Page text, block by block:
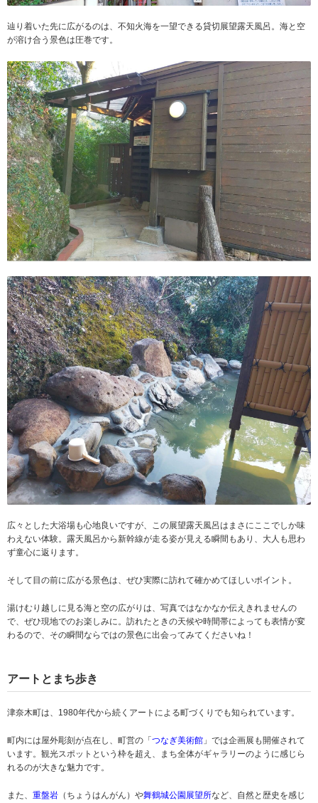
辿り着いた先に広がるのは、不知火海を一望できる貸切展望露天風呂。海と空
が溶け合う景色は圧巻です。
広々とした大浴場も心地良いですが、この展望露天風呂はまさにここでしか味
わえない体験。露天風呂から新幹線が走る姿が見える瞬間もあり、大人も思わ
ず童心に返ります。
そして目の前に広がる景色は、ぜひ実際に訪れて確かめてほしいポイント。
湯けむり越しに見る海と空の広がりは、写真ではなかなか伝えきれませんの
で、ぜひ現地でのお楽しみに。訪れたときの天候や時間帯によっても表情が変
わるので、その瞬間ならではの景色に出会ってみてくださいね！
アートとまち歩き
津奈木町は、1980年代から続くアートによる町づくりでも知られています。
町内には屋外彫刻が点在し、町営の「 つなぎ美術館 」では企画展も開催されて
います。観光スポットという枠を超え、まち全体がギャラリーのように感じら
れるのが大きな魅力です。
また、 重盤岩 （ちょうはんがん）や舞鶴城公園展望所など、自然と歴史を感じ